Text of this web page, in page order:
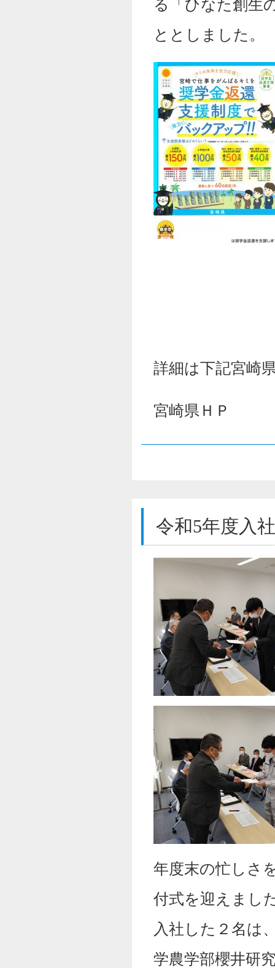
る「ひなた創生
ととしました。
詳細は下記宮崎
宮崎県ＨＰ
令和5年度入
年度末の忙しさ
付式を迎えまし
入社した２名は
学農学部櫻井研